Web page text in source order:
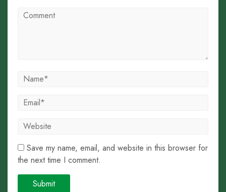
Save my name, email, and website in this browser for
the next time I comment.